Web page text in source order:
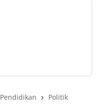
Pendidikan Politik